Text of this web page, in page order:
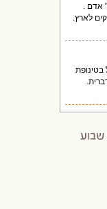
אדם .
לארץ.